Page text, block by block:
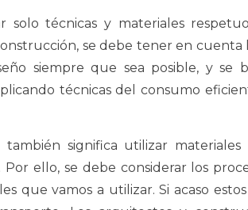
solo técnicas y materiales
se debe tener en cuenta
siempre que sea posible, y se
técnicas del consumo
significa utilizar
ello, se debe considerar los
que vamos a utilizar. Si acaso